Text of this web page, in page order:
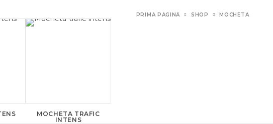
PRIMA PAGINĂ SHOP MOCHETA
MOCHETA TRAFIC
INTENS